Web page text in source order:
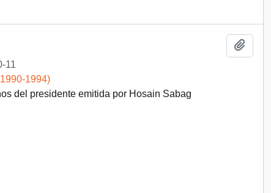
11
1994)
del presidente emitida por Hosain Sabag